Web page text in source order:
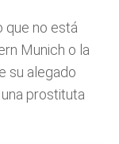
que no está
Munich o la
su alegado
prostituta